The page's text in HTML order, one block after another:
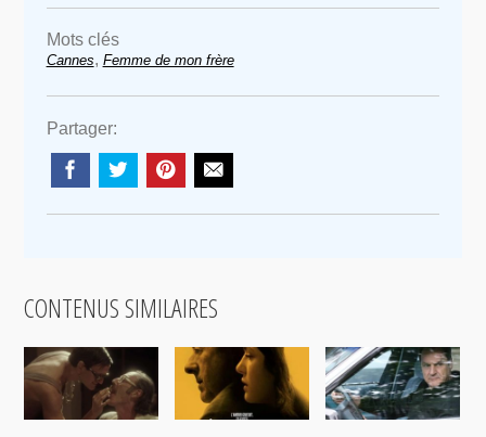
Mots clés
Cannes, Femme de mon frère
Partager:
CONTENUS SIMILAIRES